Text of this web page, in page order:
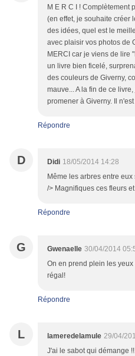
M E R C I ! Complètement
(en effet, je souhaite créer
des idées, quel est le
avec plaisir vos photos de
MERCI car je viens de lire
un livre bien ficelé,
des couleurs de Giverny,
mauve... A la fin de ce
promener à Giverny. Il
Répondre
D Didi 18/05/2014 14:28
Même les arbres entre
/> Magnifiques ces fleurs
Répondre
G Gwenaelle 30/04/2014
On en prend plein les
régal!
Répondre
L lameredelamule 29/04/
J'ai le sabot qui démange